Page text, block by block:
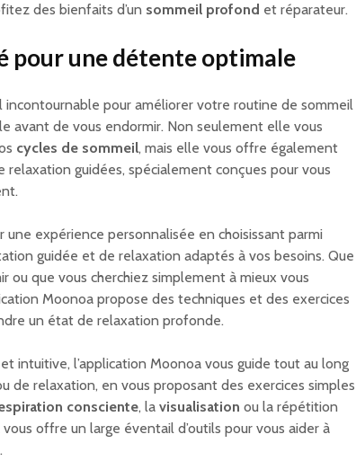
des bienfaits d’un sommeil profond et réparateur.
pour une détente optimale
incontournable pour améliorer votre routine de sommeil
avant de vous endormir. Non seulement elle vous
cycles de sommeil, mais elle vous offre également
guidées, spécialement conçues pour vous
une expérience personnalisée en choisissant parmi
guidée et de relaxation adaptés à vos besoins. Que
ou que vous cherchiez simplement à mieux vous
Moonoa propose des techniques et des exercices
un état de relaxation profonde.
intuitive, l’application Moonoa vous guide tout au long
de relaxation, en vous proposant des exercices simples
consciente, la visualisation ou la répétition
offre un large éventail d’outils pour vous aider à